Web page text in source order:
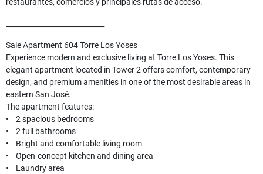
restaurantes, comercios y principales rutas de acceso.
Sale Apartment 604 Torre Los Yoses
Experience modern and exclusive living at Torre Los Yoses. This
elegant apartment located in Tower 2 offers comfort, contemporary
design, and premium amenities in one of the most desirable areas in
eastern San José.
The apartment features:
• 2 spacious bedrooms
• 2 full bathrooms
• Bright and comfortable living room
• Open-concept kitchen and dining area
• Laundry area